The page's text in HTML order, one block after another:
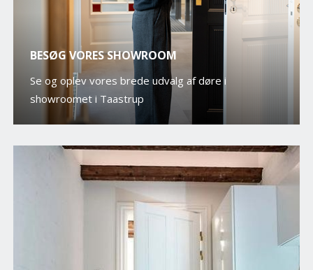
BESØG VORES SHOWROOM
Se og oplev vores brede udvalg af døre i
showroomet i Taastrup